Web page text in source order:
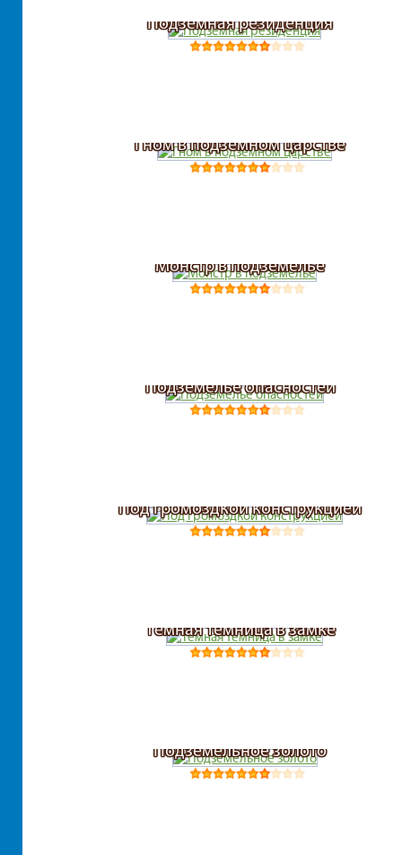
Подземная резиденция
Гном в подземном царстве
Монстр в подземелье
Подземелье опасностей
Под громоздкой конструкцией
Темная темница в замке
Подземельное золото